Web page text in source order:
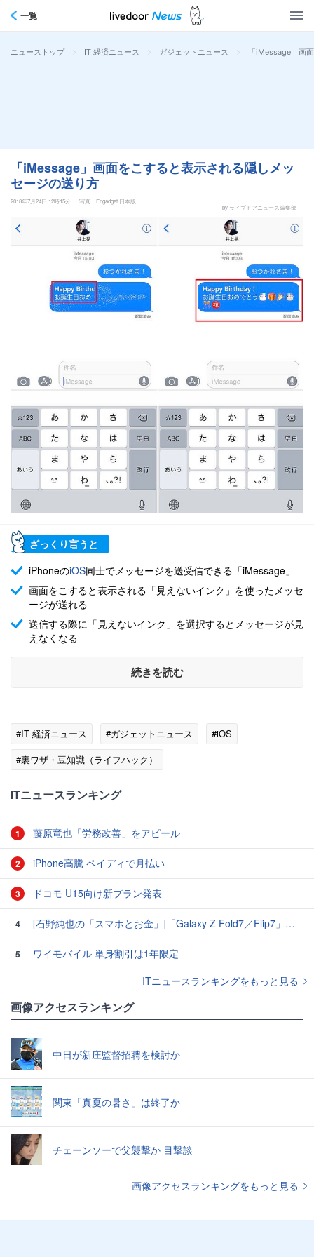
一覧
ニューストップ > IT 経済ニュース > ガジェットニュース > 「iMessage」画
「iMessage」画面をこすると表示される隠しメッ
セージの送り方
2018年7月24日 12時15分
写真：Engadget 日本版
by ライブドアニュース編集部
ざっくり言うと
iPhoneのiOS同士でメッセージを送受信できる「iMessage」
画面をこすると表示される「見えないインク」を使ったメッセ
ージが送れる
送信する際に「見えないインク」を選択するとメッセージが見
えなくなる
続きを読む
#IT 経済ニュース #ガジェットニュース
#iOS
#裏ワザ・豆知識（ライフハック）
ITニュースランキング
1 藤原竜也「労務改善」をアピール
2 iPhone高騰 ペイディで月払い
3 ドコモ U15向け新プラン発表
4 [石野純也の「スマホとお金」]「Galaxy Z Fold7／Flip7」発表、注目したいソフトバンクの価格攻勢
5
ワイモバイル 単身割引は1年限定
ITニュースランキングをもっと見る
画像アクセスランキング
中日が新庄監督招聘を検討か
関東「真夏の暑さ」は終了か
チェーンソーで父襲撃か 目撃談
画像アクセスランキングをもっと見る